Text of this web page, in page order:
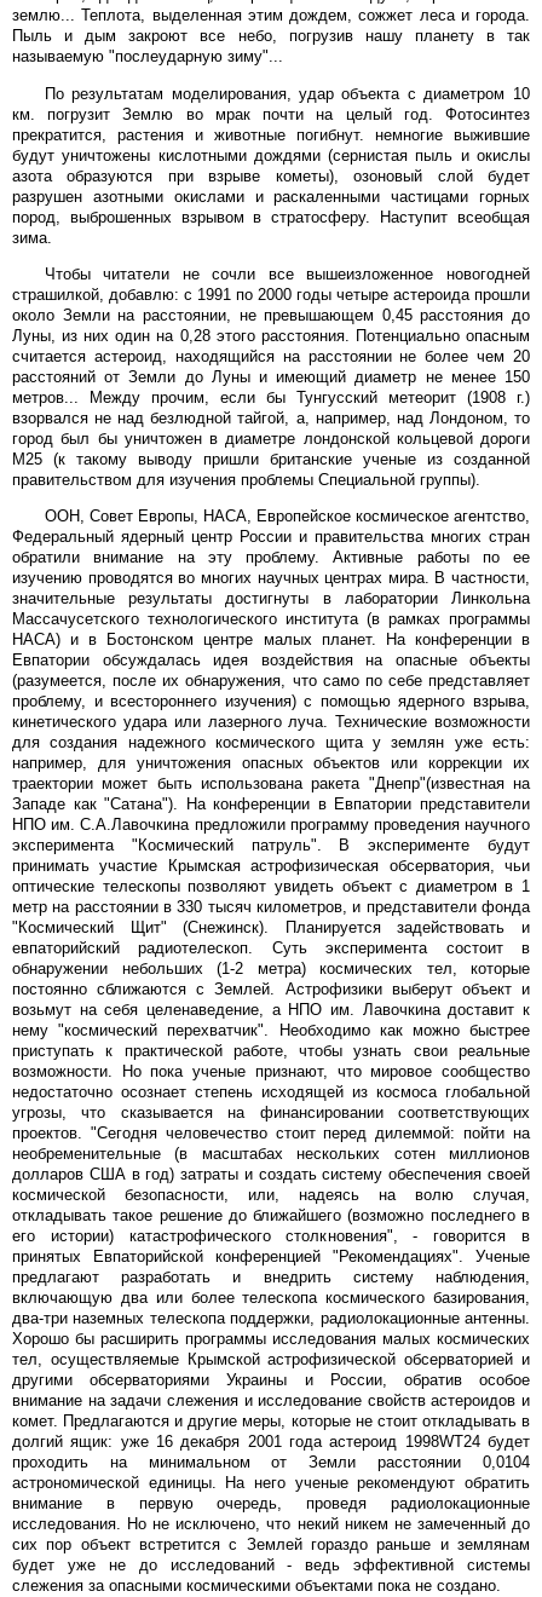
землю... Теплота, выделенная этим дождем, сожжет леса и города.
Пыль и дым закроют все небо, погрузив нашу планету в так
называемую "послеударную зиму"...
По результатам моделирования, удар объекта с диаметром 10
км. погрузит Землю во мрак почти на целый год. Фотосинтез
прекратится, растения и животные погибнут. немногие выжившие
будут уничтожены кислотными дождями (сернистая пыль и окислы
азота образуются при взрыве кометы), озоновый слой будет
разрушен азотными окислами и раскаленными частицами горных
пород, выброшенных взрывом в стратосферу. Наступит всеобщая
зима.
Чтобы читатели не сочли все вышеизложенное новогодней
страшилкой, добавлю: с 1991 по 2000 годы четыре астероида прошли
около Земли на расстоянии, не превышающем 0,45 расстояния до
Луны, из них один на 0,28 этого расстояния. Потенциально опасным
считается астероид, находящийся на расстоянии не более чем 20
расстояний от Земли до Луны и имеющий диаметр не менее 150
метров... Между прочим, если бы Тунгусский метеорит (1908 г.)
взорвался не над безлюдной тайгой, а, например, над Лондоном, то
город был бы уничтожен в диаметре лондонской кольцевой дороги
М25 (к такому выводу пришли британские ученые из созданной
правительством для изучения проблемы Специальной группы).
ООН, Совет Европы, НАСА, Европейское космическое агентство,
Федеральный ядерный центр России и правительства многих стран
обратили внимание на эту проблему. Активные работы по ее
изучению проводятся во многих научных центрах мира. В частности,
значительные результаты достигнуты в лаборатории Линкольна
Массачусетского технологического института (в рамках программы
НАСА) и в Бостонском центре малых планет. На конференции в
Евпатории обсуждалась идея воздействия на опасные объекты
(разумеется, после их обнаружения, что само по себе представляет
проблему, и всестороннего изучения) с помощью ядерного взрыва,
кинетического удара или лазерного луча. Технические возможности
для создания надежного космического щита у землян уже есть:
например, для уничтожения опасных объектов или коррекции их
траектории может быть использована ракета "Днепр"(известная на
Западе как "Сатана"). На конференции в Евпатории представители
НПО им. С.А.Лавочкина предложили программу проведения научного
эксперимента "Космический патруль". В эксперименте будут
принимать участие Крымская астрофизическая обсерватория, чьи
оптические телескопы позволяют увидеть объект с диаметром в 1
метр на расстоянии в 330 тысяч километров, и представители фонда
"Космический Щит" (Снежинск). Планируется задействовать и
евпаторийский радиотелескоп. Суть эксперимента состоит в
обнаружении небольших (1-2 метра) космических тел, которые
постоянно сближаются с Землей. Астрофизики выберут объект и
возьмут на себя целенаведение, а НПО им. Лавочкина доставит к
нему "космический перехватчик". Необходимо как можно быстрее
приступать к практической работе, чтобы узнать свои реальные
возможности. Но пока ученые признают, что мировое сообщество
недостаточно осознает степень исходящей из космоса глобальной
угрозы, что сказывается на финансировании соответствующих
проектов. "Сегодня человечество стоит перед дилеммой: пойти на
необременительные (в масштабах нескольких сотен миллионов
долларов США в год) затраты и создать систему обеспечения своей
космической безопасности, или, надеясь на волю случая,
откладывать такое решение до ближайшего (возможно последнего в
его истории) катастрофического столкновения", - говорится в
принятых Евпаторийской конференцией "Рекомендациях". Ученые
предлагают разработать и внедрить систему наблюдения,
включающую два или более телескопа космического базирования,
два-три наземных телескопа поддержки, радиолокационные антенны.
Хорошо бы расширить программы исследования малых космических
тел, осуществляемые Крымской астрофизической обсерваторией и
другими обсерваториями Украины и России, обратив особое
внимание на задачи слежения и исследование свойств астероидов и
комет. Предлагаются и другие меры, которые не стоит откладывать в
долгий ящик: уже 16 декабря 2001 года астероид 1998WT24 будет
проходить на минимальном от Земли расстоянии 0,0104
астрономической единицы. На него ученые рекомендуют обратить
внимание в первую очередь, проведя радиолокационные
исследования. Но не исключено, что некий никем не замеченный до
сих пор объект встретится с Землей гораздо раньше и землянам
будет уже не до исследований - ведь эффективной системы
слежения за опасными космическими объектами пока не создано.